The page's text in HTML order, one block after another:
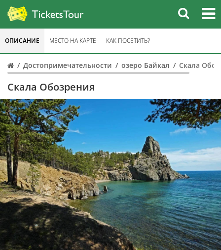
Достопримечательности озеро Байкал Скала
Скала Обозрения
ОПИСАНИЕ МЕСТО НА КАРТЕ КАК ПОСЕТИТЬ?